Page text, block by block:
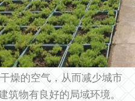
燥的空气，从而减少城市
筑物有良好的局域环境。